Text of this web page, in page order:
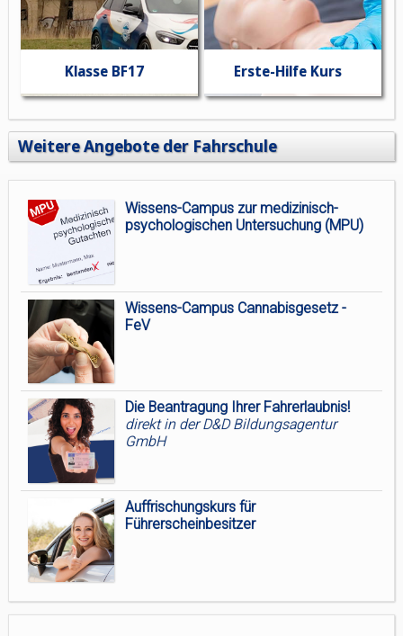
Klasse BF17 Erste-Hilfe Kurs
Weitere Angebote der Fahrschule
Wissens-Campus zur medizinisch-
psychologischen Untersuchung (MPU)
Wissens-Campus Cannabisgesetz -
FeV
Die Beantragung Ihrer Fahrerlaubnis!
direkt in der D&D Bildungsagentur
GmbH
Auffrischungskurs für
Führerscheinbesitzer